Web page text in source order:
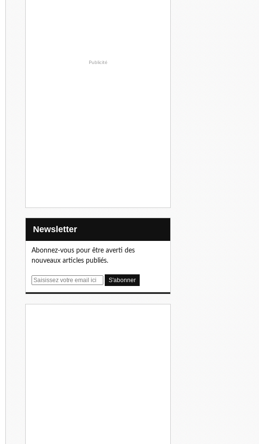
Publicité
Newsletter
Abonnez-vous pour être averti des
nouveaux articles publiés.
E